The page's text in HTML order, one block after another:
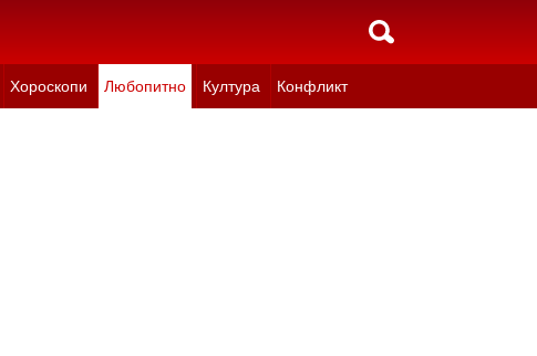
Хороскопи Любопитно Култура Конфликт